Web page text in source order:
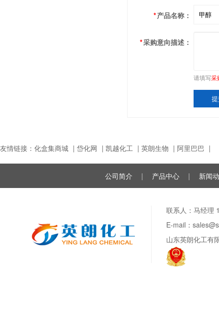
*产品名称：
*采购意向描述：
请填写采
友情链接： 化盒集商城 | 岱化网 | 凯越化工 | 英朗生物 | 阿里巴巴 |
公司简介 | 产品中心 | 新闻
联系人：马经理
E-mail：
山东英朗化工有